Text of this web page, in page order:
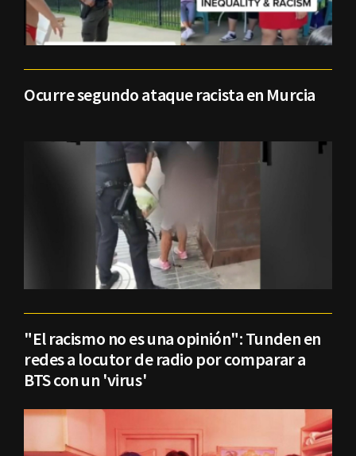
Ocurre segundo ataque racista en Murcia
"El racismo no es una opinión": Tunden en
redes a locutor de radio por comparar a
BTS con un 'virus'